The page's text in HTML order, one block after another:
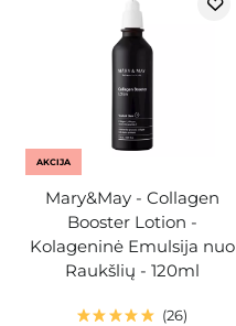
AKCIJA
Mary&May - Collagen
Booster Lotion -
Kolageninė Emulsija nuo
Raukšlių - 120ml
26